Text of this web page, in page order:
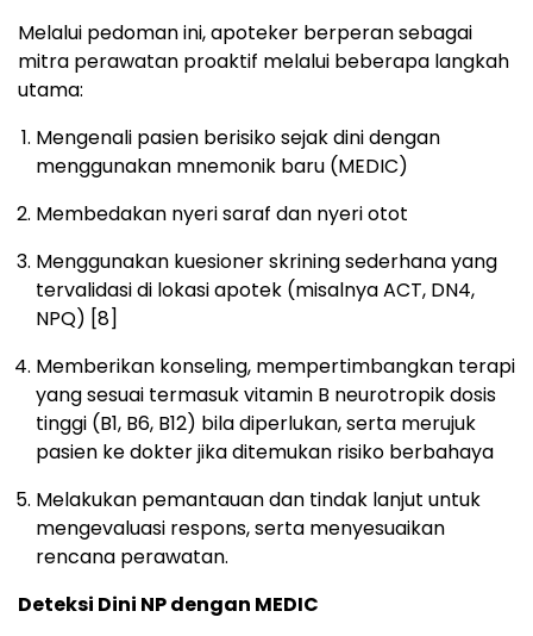
Melalui pedoman ini, apoteker berperan sebagai
mitra perawatan proaktif melalui beberapa langkah
utama:
Mengenali pasien berisiko sejak dini dengan
menggunakan mnemonik baru (MEDIC)
Membedakan nyeri saraf dan nyeri otot
Menggunakan kuesioner skrining sederhana yang
tervalidasi di lokasi apotek (misalnya ACT, DN4,
NPQ) [8]
Memberikan konseling, mempertimbangkan terapi
yang sesuai termasuk vitamin B neurotropik dosis
tinggi (B1, B6, B12) bila diperlukan, serta merujuk
pasien ke dokter jika ditemukan risiko berbahaya
Melakukan pemantauan dan tindak lanjut untuk
mengevaluasi respons, serta menyesuaikan
rencana perawatan.
Deteksi Dini NP dengan MEDIC